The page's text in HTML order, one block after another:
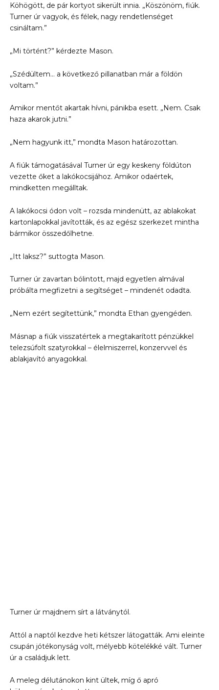
Köhögött, de pár kortyot sikerült innia. „Köszönöm, fiúk.
Turner úr vagyok, és félek, nagy rendetlenséget
csináltam.”
„Mi történt?” kérdezte Mason.
„Szédültem… a következő pillanatban már a földön
voltam.”
Amikor mentőt akartak hívni, pánikba esett. „Nem. Csak
haza akarok jutni.”
„Nem hagyunk itt,” mondta Mason határozottan.
A fiúk támogatásával Turner úr egy keskeny földúton
vezette őket a lakókocsijához. Amikor odaértek,
mindketten megálltak.
A lakókocsi ódon volt – rozsda mindenütt, az ablakokat
kartonlapokkal javították, és az egész szerkezet mintha
bármikor összedőlhetne.
„Itt laksz?” suttogta Mason.
Turner úr zavartan bólintott, majd egyetlen almával
próbálta megfizetni a segítséget – mindenét odadta.
„Nem ezért segítettünk,” mondta Ethan gyengéden.
Másnap a fiúk visszatértek a megtakarított pénzükkel
telezsúfolt szatyrokkal – élelmiszerrel, konzervvel és
ablakjavító anyagokkal.
Turner úr majdnem sírt a látványtól.
Attól a naptól kezdve heti kétszer látogatták. Ami eleinte
csupán jótékonyság volt, mélyebb kötelékké vált. Turner
úr a családjuk lett.
A meleg délutánokon kint ültek, míg ő apró